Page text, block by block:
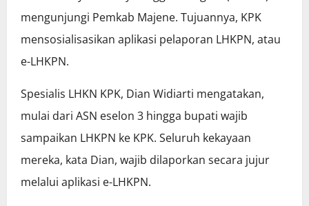
mengunjungi Pemkab Majene. Tujuannya, KPK
mensosialisasikan aplikasi pelaporan LHKPN, atau
e-LHKPN.
Spesialis LHKN KPK, Dian Widiarti mengatakan,
mulai dari ASN eselon 3 hingga bupati wajib
sampaikan LHKPN ke KPK. Seluruh kekayaan
mereka, kata Dian, wajib dilaporkan secara jujur
melalui aplikasi e-LHKPN.